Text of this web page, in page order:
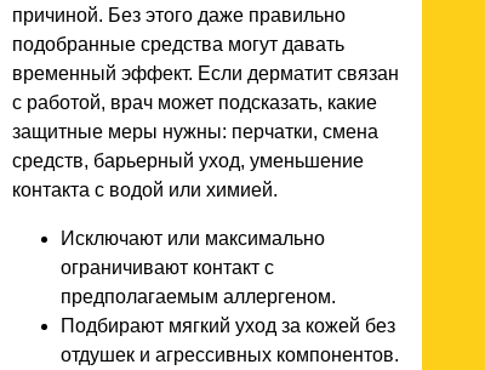
причиной. Без этого даже правильно
подобранные средства могут давать
временный эффект. Если дерматит связан
с работой, врач может подсказать, какие
защитные меры нужны: перчатки, смена
средств, барьерный уход, уменьшение
контакта с водой или химией.
Исключают или максимально
ограничивают контакт с
предполагаемым аллергеном.
Подбирают мягкий уход за кожей без
отдушек и агрессивных компонентов.